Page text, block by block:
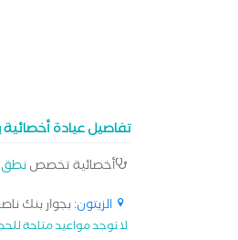
تفاصيل عيادة
أخصائية تخصص
الزيتون: بجوار بنك
لا توجد مواعيد متاحة